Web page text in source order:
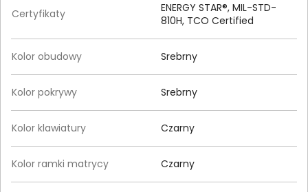
Certyfikaty
ENERGY STAR®, MIL-STD-
810H, TCO Certified
Kolor obudowy Srebrny
Kolor pokrywy Srebrny
Kolor klawiatury Czarny
Kolor ramki matrycy Czarny